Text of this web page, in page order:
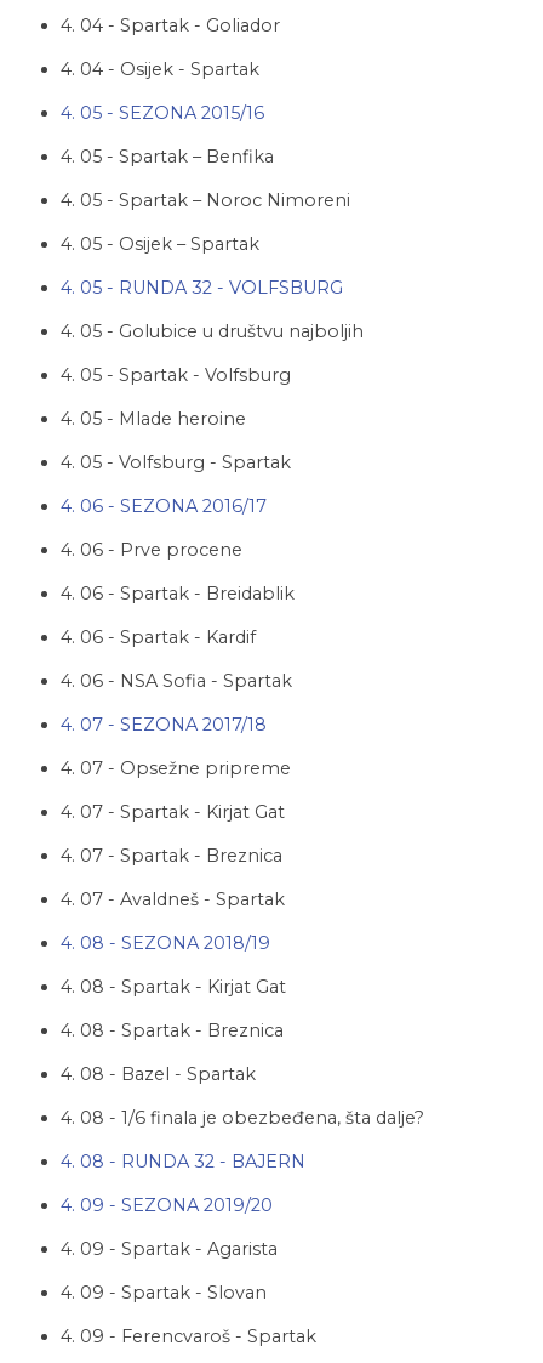
4. 04 - Spartak - Goliador
4. 04 - Osijek - Spartak
4. 05 - SEZONA 2015/16
4. 05 - Spartak – Benfika
4. 05 - Spartak – Noroc Nimoreni
4. 05 - Osijek – Spartak
4. 05 - RUNDA 32 - VOLFSBURG
4. 05 - Golubice u društvu najboljih
4. 05 - Spartak - Volfsburg
4. 05 - Mlade heroine
4. 05 - Volfsburg - Spartak
4. 06 - SEZONA 2016/17
4. 06 - Prve procene
4. 06 - Spartak - Breidablik
4. 06 - Spartak - Kardif
4. 06 - NSA Sofia - Spartak
4. 07 - SEZONA 2017/18
4. 07 - Opsežne pripreme
4. 07 - Spartak - Kirjat Gat
4. 07 - Spartak - Breznica
4. 07 - Avaldneš - Spartak
4. 08 - SEZONA 2018/19
4. 08 - Spartak - Kirjat Gat
4. 08 - Spartak - Breznica
4. 08 - Bazel - Spartak
4. 08 - 1/6 finala je obezbeđena, šta dalje?
4. 08 - RUNDA 32 - BAJERN
4. 09 - SEZONA 2019/20
4. 09 - Spartak - Agarista
4. 09 - Spartak - Slovan
4. 09 - Ferencvaroš - Spartak